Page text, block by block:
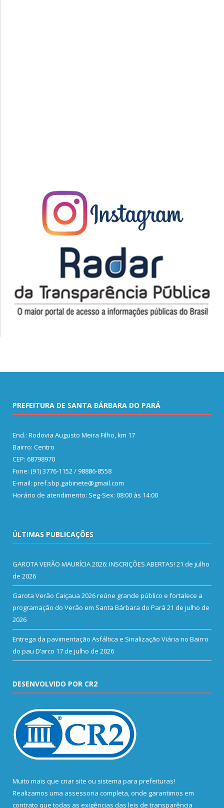
PREFEITURA DE SANTA BÁRBARA DO PARÁ
End.: Rodovia Augusto Meira Filho, km 17
Bairro: Centro
CEP: 68798970
Fone: (91) 3776-1152 / 98886-8558
E-mail: pref.sbp.gabinete@gmail.com
Horário de atendimento: Seg-Sex: 08:00 às 14:00
ÚLTIMAS PUBLICAÇÕES
GAROTA VERÃO MAURÍCIA 2026: INSCRIÇÕES ABERTAS! 21 de julho
de 2026
Garota Verão Caiçaua 2026 reúne grande público e fortalece a
programação do Verão em Santa Bárbara do Pará 21 de julho de
2026
Entrega da pavimentação Asfáltica e Sinalização Viária no Bairro
do pau D’arco 17 de julho de 2026
DESENVOLVIDO POR CR2
Muito mais que criar site ou sistema para prefeituras!
Realizamos uma assessoria completa, onde garantimos em
contrato que todas as exigências das leis de transparência